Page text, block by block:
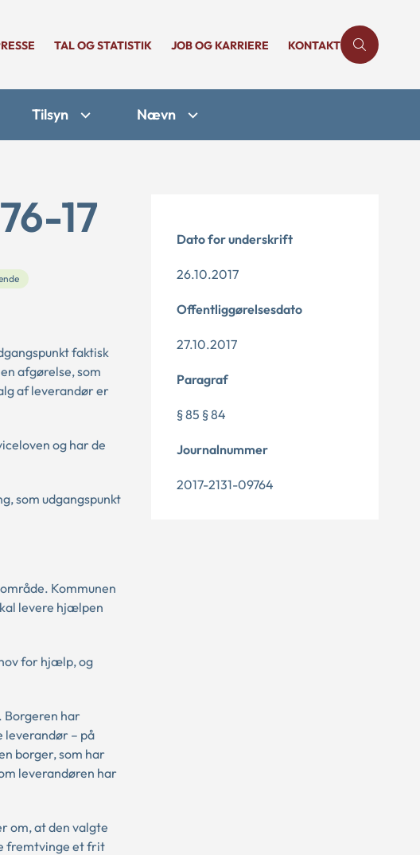
TAL OG STATISTIK JOB OG KARRIERE KONTAKT
Tilsyn Nævn
17
faktisk
afgørelse, som
af leverandør er
og har de
som udgangspunkt
Kommunen
levere hjælpen
for hjælp, og
Borgeren har
leverandør – på
borger, som har
leverandøren har
om, at den valgte
fremtvinge et frit
Dato for underskrift
26.10.2017
Offentliggørelsesdato
27.10.2017
Paragraf
§ 85 § 84
Journalnummer
2017-2131-09764